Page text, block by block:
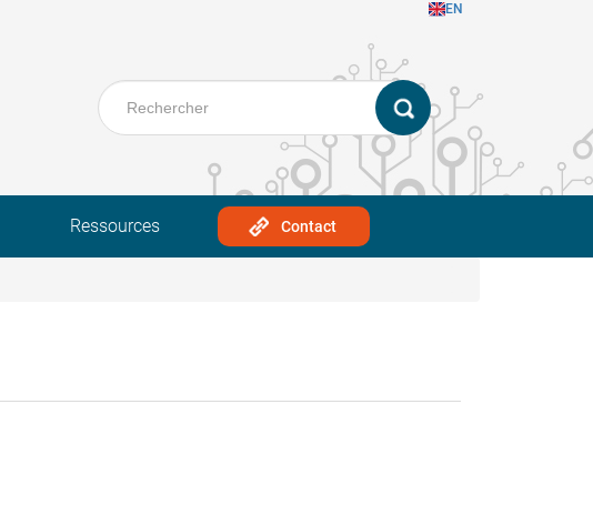
EN
Ressources Contact